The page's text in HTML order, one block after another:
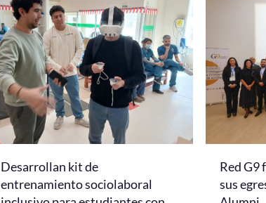
Desarrollan kit de
entrenamiento sociolaboral
Red G9
sus